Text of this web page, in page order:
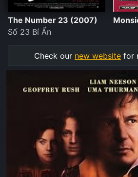
The Number 23 (2007)
Số 23 Bí Ẩn
Check our new website for